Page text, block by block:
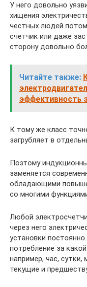
У него довольно
хищения
честных людей
счетчик или даже
сторону довольно
Читайте также:
эффективность
К тому же класс
загрубляет в
Поэтому
заменяется
обладающими
со многими
Любой
через него
установки
потребление за
например, час,
текущие и